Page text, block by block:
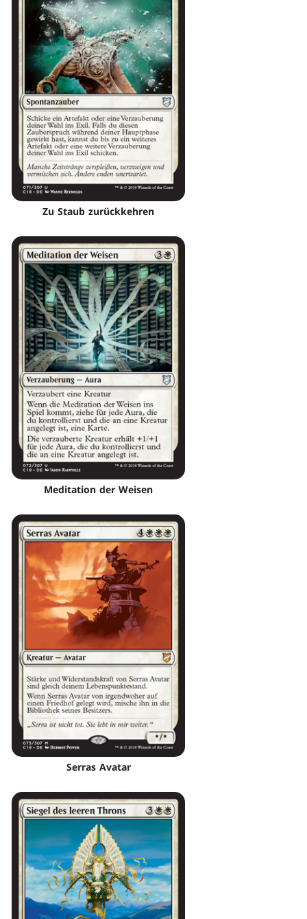
Zu Staub zurückkehren
Meditation der Weisen
Serras Avatar